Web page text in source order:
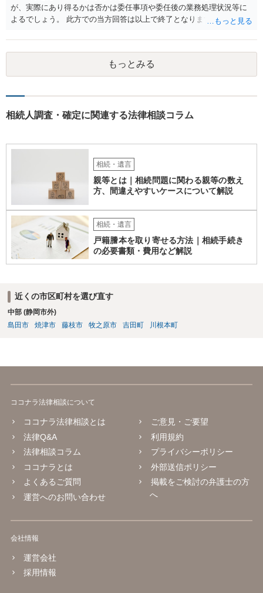
が、実際にあり得るかは否かは委任事項や委任後の業務処理状況等に
よるでしょう。 此方での当方回答は以上で終了となりますが、参考に
もっとみる
相続人調査・確定に関連する法律相談コラム
相続・遺言
親等とは｜相続問題に関わる親等の数え
方、間違えやすいケースについて解説
相続・遺言
戸籍謄本を取り寄せる方法｜相続手続き
の必要書類・費用など解説
近くの市区町村を選び直す
中部 (静岡市外)
島田市
焼津市 藤枝市 牧之原市 吉田町 川根本町
ココナラ法律相談について
ココナラ法律相談とは
法律Q&A
法律相談コラム
ココナラとは
よくあるご質問
運営へのお問い合わせ
ご意見・ご要望
利用規約
プライバシーポリシー
外部送信ポリシー
掲載をご検討の弁護士の方
へ
会社情報
運営会社
採用情報